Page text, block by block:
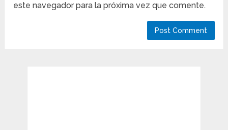
este navegador para la próxima vez que comente.